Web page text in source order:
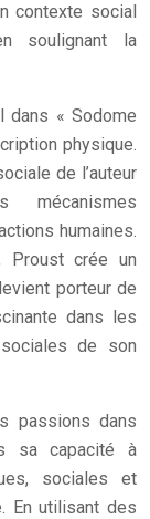
contexte social
soulignant la
dans « Sodome
physique.
de l’auteur
humaines.
Proust crée un
porteur de
dans les
de son
passions dans
sa capacité à
sociales et
En utilisant des